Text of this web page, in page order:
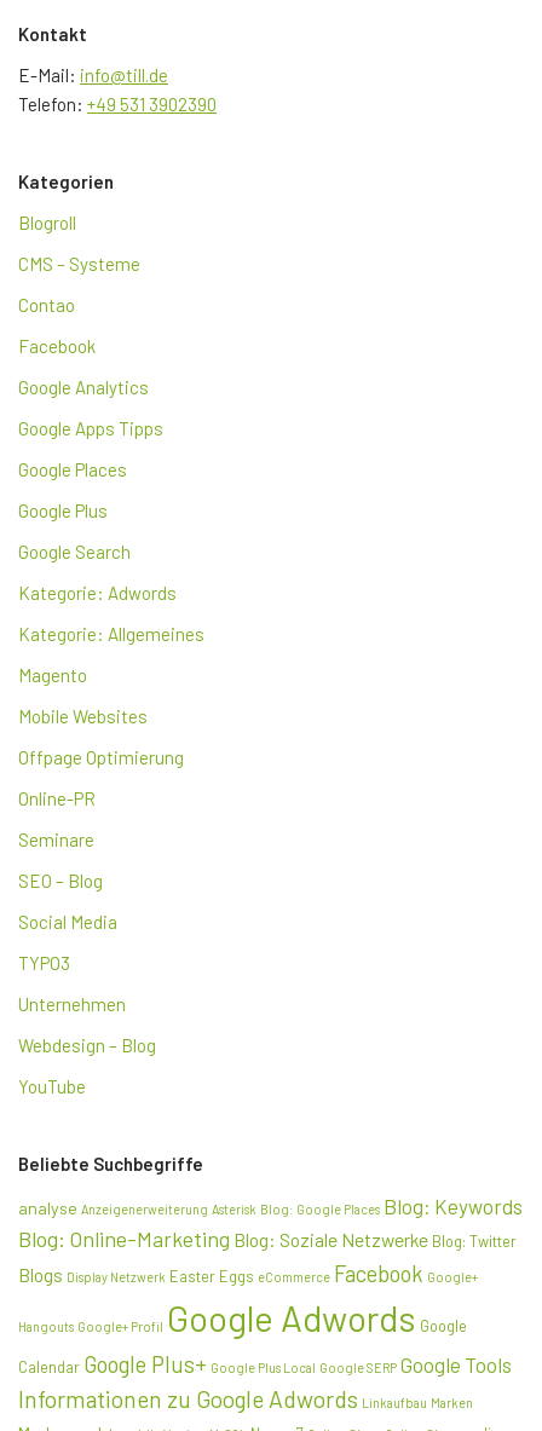
Kontakt
E-Mail: info@till.de
Telefon: +49 531 3902390
Kategorien
Blogroll
CMS – Systeme
Contao
Facebook
Google Analytics
Google Apps Tipps
Google Places
Google Plus
Google Search
Kategorie: Adwords
Kategorie: Allgemeines
Magento
Mobile Websites
Offpage Optimierung
Online-PR
Seminare
SEO – Blog
Social Media
TYPO3
Unternehmen
Webdesign – Blog
YouTube
Beliebte Suchbegriffe
analyse Anzeigenerweiterung Asterisk Blog: Google Places Blog: Keywords
Blog: Online-Marketing Blog: Soziale Netzwerke Blog: Twitter
Blogs Display Netzwerk Easter Eggs eCommerce Facebook Google+
Hangouts Google+ Profil Google Adwords Google
Calendar Google Plus+ Google Plus Local Google SERP Google Tools
Informationen zu Google Adwords Linkaufbau Marken